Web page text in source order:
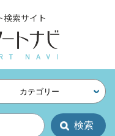
検索サイト
カテゴリー